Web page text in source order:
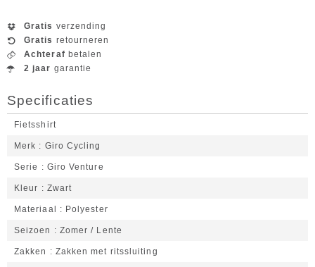
Gratis verzending
Gratis retourneren
Achteraf betalen
2 jaar garantie
Specificaties
Fietsshirt
Merk Giro Cycling
Serie Giro Venture
Kleur Zwart
Materiaal Polyester
Seizoen Zomer / Lente
Zakken Zakken met ritssluiting